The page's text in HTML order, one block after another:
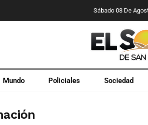
Sábado 08 De
Mundo Policiales Sociedad